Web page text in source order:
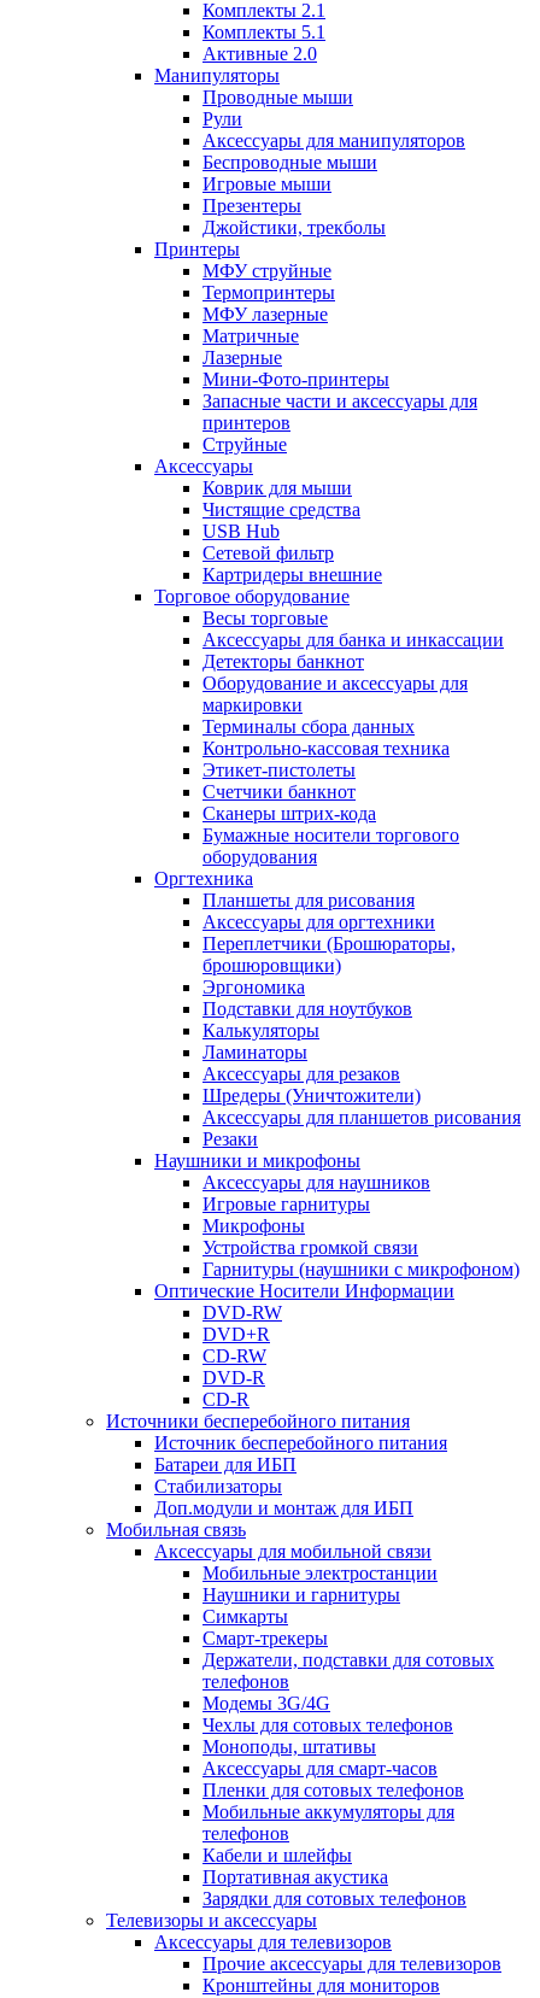
Комплекты 2.1
Комплекты 5.1
Активные 2.0
Манипуляторы
Проводные мыши
Рули
Аксессуары для манипуляторов
Беспроводные мыши
Игровые мыши
Презентеры
Джойстики, трекболы
Принтеры
МФУ струйные
Термопринтеры
МФУ лазерные
Матричные
Лазерные
Мини-Фото-принтеры
Запасные части и аксессуары для
принтеров
Струйные
Аксессуары
Коврик для мыши
Чистящие средства
USB Hub
Сетевой фильтр
Картридеры внешние
Торговое оборудование
Весы торговые
Аксессуары для банка и инкассации
Детекторы банкнот
Оборудование и аксессуары для
маркировки
Терминалы сбора данных
Контрольно-кассовая техника
Этикет-пистолеты
Счетчики банкнот
Сканеры штрих-кода
Бумажные носители торгового
оборудования
Оргтехника
Планшеты для рисования
Аксессуары для оргтехники
Переплетчики (Брошюраторы,
брошюровщики)
Эргономика
Подставки для ноутбуков
Калькуляторы
Ламинаторы
Аксессуары для резаков
Шредеры (Уничтожители)
Аксессуары для планшетов рисования
Резаки
Наушники и микрофоны
Аксессуары для наушников
Игровые гарнитуры
Микрофоны
Устройства громкой связи
Гарнитуры (наушники с микрофоном)
Оптические Носители Информации
DVD-RW
DVD+R
CD-RW
DVD-R
CD-R
Источники бесперебойного питания
Источник бесперебойного питания
Батареи для ИБП
Стабилизаторы
Доп.модули и монтаж для ИБП
Мобильная связь
Аксессуары для мобильной связи
Мобильные электростанции
Наушники и гарнитуры
Симкарты
Смарт-трекеры
Держатели, подставки для сотовых
телефонов
Модемы 3G/4G
Чехлы для сотовых телефонов
Моноподы, штативы
Аксессуары для смарт-часов
Пленки для сотовых телефонов
Мобильные аккумуляторы для
телефонов
Кабели и шлейфы
Портативная акустика
Зарядки для сотовых телефонов
Телевизоры и аксессуары
Аксессуары для телевизоров
Прочие аксессуары для телевизоров
Кронштейны для мониторов